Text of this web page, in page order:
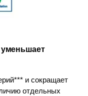
уменьшает
и сокращает
отдельных